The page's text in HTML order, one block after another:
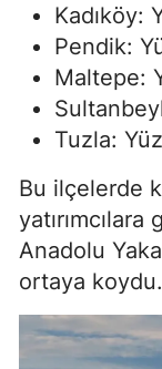
Kadıköy:
Pendik:
Maltepe:
Tuzla:
Bu ilçelerde
Anadolu
ortaya koydu.